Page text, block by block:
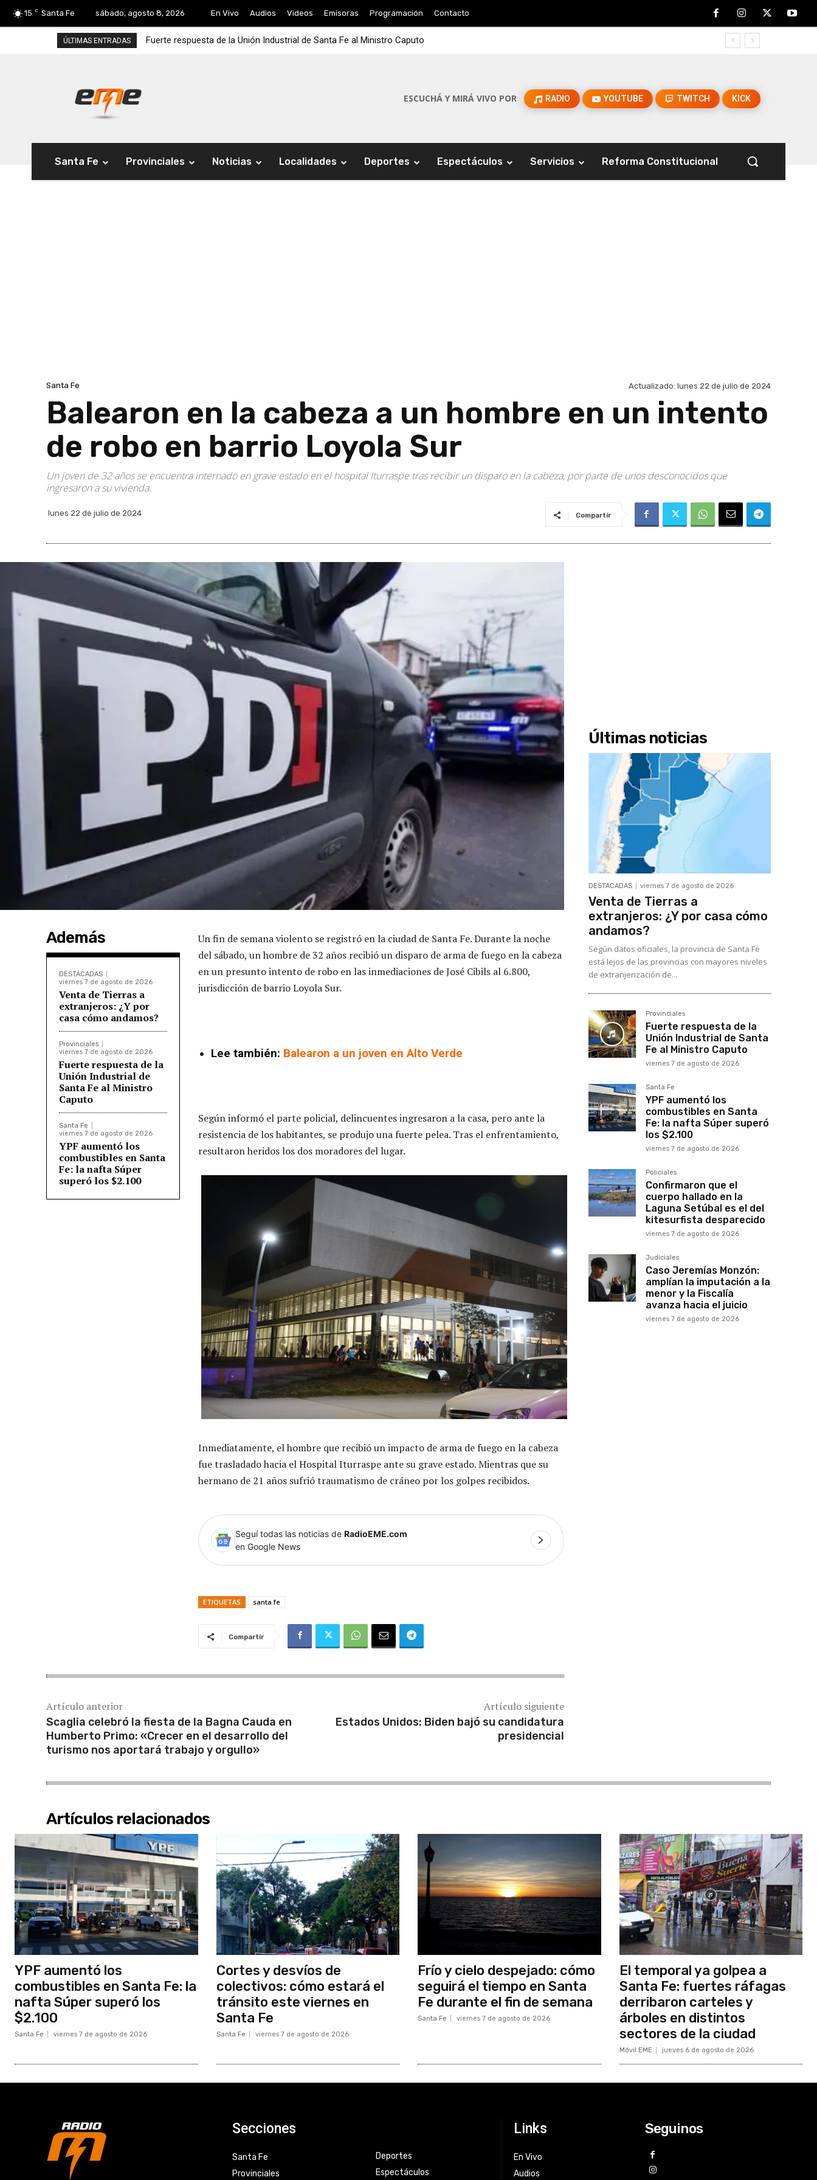
15 C Santa Fe sábado, agosto 8, 2026 En Vivo Audios Videos Emisoras Programación Contacto
ÚLTIMAS ENTRADAS Fuerte respuesta de la Unión Industrial de Santa Fe al Ministro Caputo
ESCUCHÁ Y MIRÁ VIVO POR RADIO YOUTUBE TWITCH KICK
Santa Fe Provinciales Noticias Localidades Deportes Espectáculos Servicios Reforma Constitucional
Santa Fe Actualizado: lunes 22 de julio de 2024
Balearon en la cabeza a un hombre en un intento
de robo en barrio Loyola Sur
Un joven de 32 años se encuentra internado en grave estado en el hospital Iturraspe tras recibir un disparo en la cabeza, por parte de unos desconocidos que
ingresaron a su vivienda.
lunes 22 de julio de 2024 Compartir
Además
DESTACADAS
viernes 7 de agosto de 2026
Venta de Tierras a
extranjeros: ¿Y por
casa cómo andamos?
Provinciales
viernes 7 de agosto de 2026
Fuerte respuesta de la
Unión Industrial de
Santa Fe al Ministro
Caputo
Santa Fe
viernes 7 de agosto de 2026
YPF aumentó los
combustibles en Santa
Fe: la nafta Súper
superó los $2.100
Un fin de semana violento se registró en la ciudad de Santa Fe. Durante la noche
del sábado, un hombre de 32 años recibió un disparo de arma de fuego en la cabeza
en un presunto intento de robo en las inmediaciones de José Cibils al 6.800,
jurisdicción de barrio Loyola Sur.
Lee también: Balearon a un joven en Alto Verde
Según informó el parte policial, delincuentes ingresaron a la casa, pero ante la
resistencia de los habitantes, se produjo una fuerte pelea. Tras el enfrentamiento,
resultaron heridos los dos moradores del lugar.
Inmediatamente, el hombre que recibió un impacto de arma de fuego en la cabeza
fue trasladado hacia el Hospital Iturraspe ante su grave estado. Mientras que su
hermano de 21 años sufrió traumatismo de cráneo por los golpes recibidos.
Seguí todas las noticias de RadioEME.com
en Google News
ETIQUETAS santa fe
Compartir
Artículo anterior
Scaglia celebró la fiesta de la Bagna Cauda en
Humberto Primo: «Crecer en el desarrollo del
turismo nos aportará trabajo y orgullo»
Artículo siguiente
Estados Unidos: Biden bajó su candidatura
presidencial
Últimas noticias
DESTACADAS viernes 7 de agosto de 2026
Venta de Tierras a
extranjeros: ¿Y por casa cómo
andamos?
Según datos oficiales, la provincia de Santa Fe
está lejos de las provincias con mayores niveles
de extranjerización de...
Provinciales
Fuerte respuesta de la
Unión Industrial de Santa
Fe al Ministro Caputo
viernes 7 de agosto de 2026
Santa Fe
YPF aumentó los
combustibles en Santa
Fe: la nafta Súper superó
los $2.100
viernes 7 de agosto de 2026
Policiales
Confirmaron que el
cuerpo hallado en la
Laguna Setúbal es el del
kitesurfista desparecido
viernes 7 de agosto de 2026
Judiciales
Caso Jeremías Monzón:
amplían la imputación a la
menor y la Fiscalía
avanza hacia el juicio
viernes 7 de agosto de 2026
Artículos relacionados
YPF aumentó los
combustibles en Santa Fe: la
nafta Súper superó los
$2.100
Santa Fe viernes 7 de agosto de 2026
Cortes y desvíos de
colectivos: cómo estará el
tránsito este viernes en
Santa Fe
Santa Fe viernes 7 de agosto de 2026
Frío y cielo despejado: cómo
seguirá el tiempo en Santa
Fe durante el fin de semana
Santa Fe viernes 7 de agosto de 2026
El temporal ya golpea a
Santa Fe: fuertes ráfagas
derribaron carteles y
árboles en distintos
sectores de la ciudad
Móvil EME jueves 6 de agosto de 2026
Secciones
Santa Fe
Provinciales
Deportes
Espectáculos
Links
En Vivo
Audios
Seguinos